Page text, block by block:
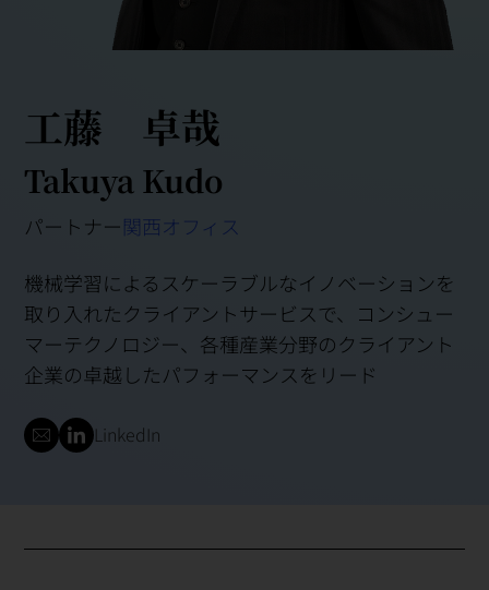
工藤 卓哉
Takuya Kudo
パートナー関西オフィス
機械学習によるスケーラブルなイノベーションを
取り入れたクライアントサービスで、コンシュー
マーテクノロジー、各種産業分野のクライアント
企業の卓越したパフォーマンスをリード
LinkedIn